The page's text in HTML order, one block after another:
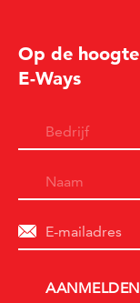
Op de
E-Ways